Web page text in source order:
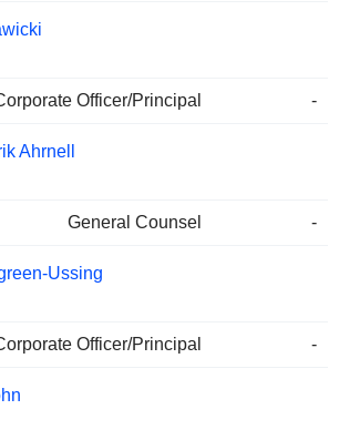
Officer/Principal -
Ahrnell
General Counsel -
Ussing
Officer/Principal -